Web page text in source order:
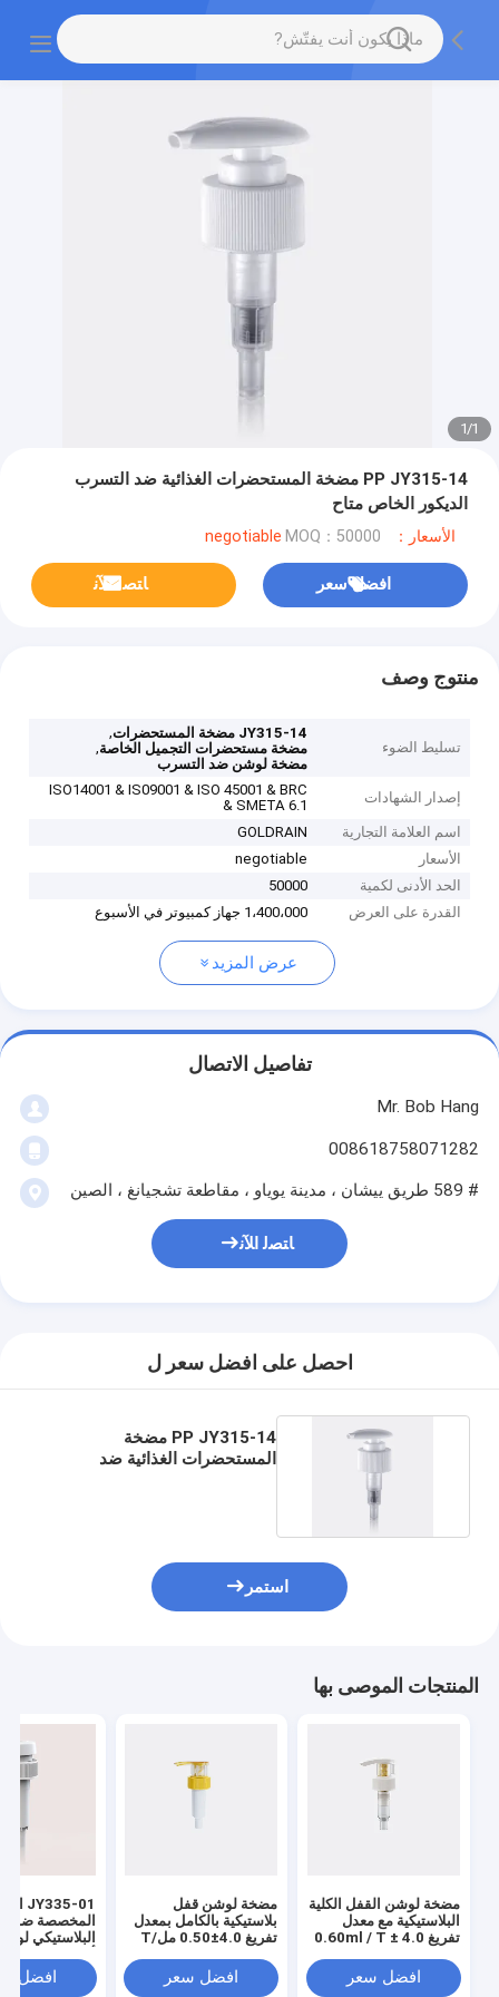
1
/
1
PP JY315-14 مضخة المستحضرات الغذائية ضد التسرب
الديكور الخاص متاح
الأسعار：negotiable MOQ：50000
افضل سعر ﺎﺘﺼﻟ ﺍﻶﻧ
منتوج وصف
تسليط الضوء
JY315-14 مضخة المستحضرات
,
مضخة مستحضرات التجميل الخاصة,
مضخة لوشن ضد التسرب
إصدار الشهادات
ISO14001 & IS09001 & ISO 45001 & BRC
& SMETA 6.1
اسم العلامة التجارية
GOLDRAIN
الأسعار
negotiable
الحد الأدنى لكمية
50000
القدرة على العرض
1،400،000 جهاز كمبيوتر في الأسبوع
عرض المزيد
تفاصيل الاتصال
Mr. Bob Hang
008618758071282
# 589 طريق ييشان ، مدينة يوياو ، مقاطعة تشجيانغ ، الصين
ﺎﺘﺼﻟ ﺍﻶﻧ
احصل على افضل سعر ل
PP JY315-14 مضخة
المستحضرات الغذائية ضد
استمر
المنتجات الموصى بها
مضخة لوشن القفل الكلية
البلاستيكية مع معدل
تفريغ 4.0 ± 0.60ml / T
افضل سعر
مضخة لوشن قفل
بلاستيكية بالكامل بمعدل
تفريغ 4.0±0.50 مل/T
افضل سعر
المخصصة ضد
البلاستيكي
افضل